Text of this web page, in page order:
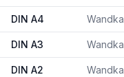
DIN A4
DIN A3
DIN A2